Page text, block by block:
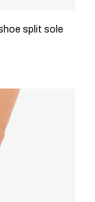
split sole